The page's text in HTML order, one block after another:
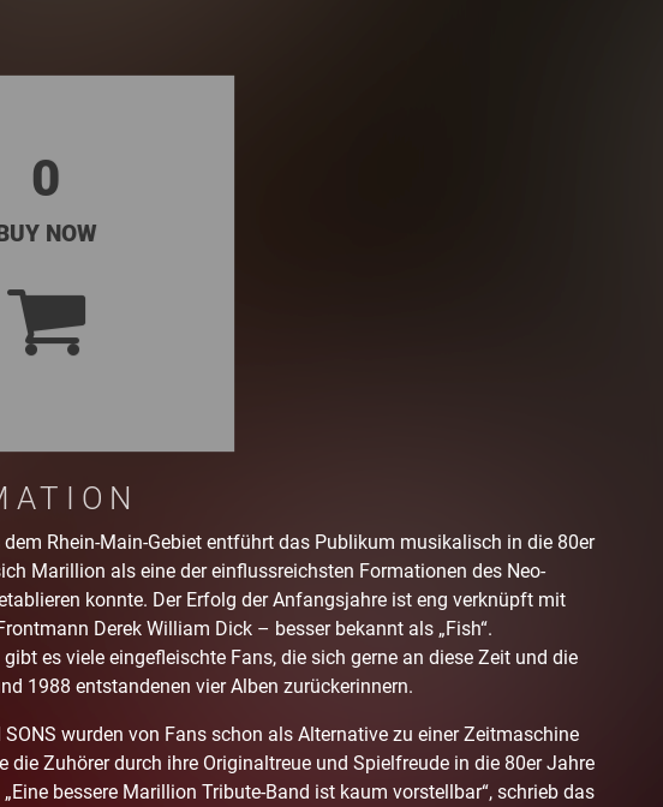
0
NOW
Rhein-Main-Gebiet entführt das Publikum musikalisch in die 80er
Marillion als eine der einflussreichsten Formationen des Neo-
konnte. Der Erfolg der Anfangsjahre ist eng verknüpft mit
Derek William Dick – besser bekannt als „Fish“.
es viele eingefleischte Fans, die sich gerne an diese Zeit und die
1988 entstandenen vier Alben zurückerinnern.
SONS wurden von Fans schon als Alternative zu einer Zeitmaschine
die Zuhörer durch ihre Originaltreue und Spielfreude in die 80er Jahre
bessere Marillion Tribute-Band ist kaum vorstellbar“, schrieb das